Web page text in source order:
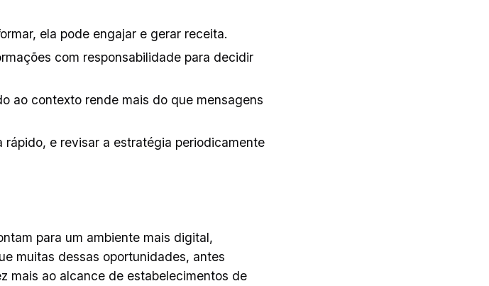
ela pode engajar e gerar receita.
com responsabilidade para decidir
ao contexto rende mais do que mensagens
rápido, e revisar a estratégia periodicamente
para um ambiente mais digital,
muitas dessas oportunidades, antes
mais ao alcance de estabelecimentos de